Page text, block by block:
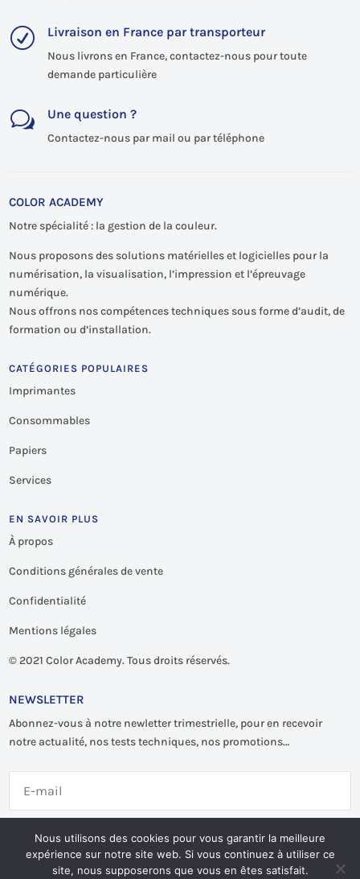
R Livraison en France par transporteur
Nous livrons en France, contactez-nous pour toute
demande particulière
w Une question ?
Contactez-nous par mail ou par téléphone
COLOR ACADEMY
Notre spécialité : la gestion de la couleur.
Nous proposons des solutions matérielles et logicielles pour la
numérisation, la visualisation, l’impression et l’épreuvage
numérique.
Nous offrons nos compétences techniques sous forme d’audit, de
formation ou d’installation.
CATÉGORIES POPULAIRES
Imprimantes
Consommables
Papiers
Services
EN SAVOIR PLUS
À propos
Conditions générales de vente
Confidentialité
Mentions légales
© 2021 Color Academy. Tous droits réservés.
NEWSLETTER
Abonnez-vous à notre newletter trimestrielle, pour en recevoir
notre actualité, nos tests techniques, nos promotions…
S'abonner
Nous utilisons des cookies pour vous garantir la meilleure
expérience sur notre site web. Si vous continuez à utiliser ce
site, nous supposerons que vous en êtes satisfait.